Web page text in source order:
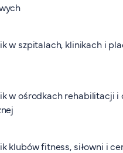
w szpitalach, klinikach i
w ośrodkach rehabilitacji i
klubów fitness, siłowni i